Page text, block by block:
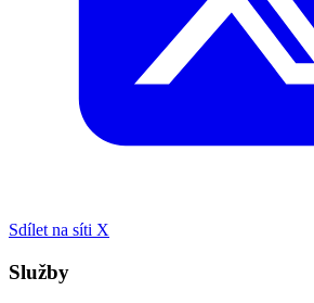
Sdílet na síti X
Služby